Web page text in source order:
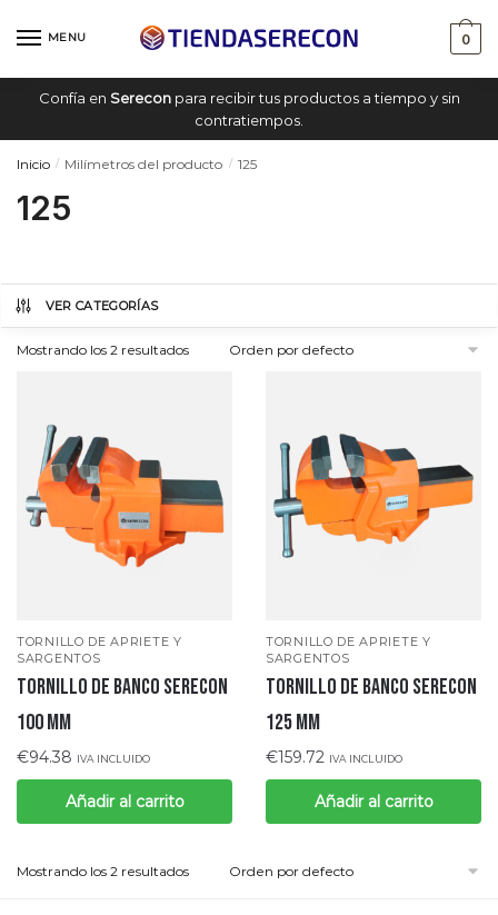
MENU 0
Confía en Sereconpara recibir tus productos a tiempo y sin
contratiempos.
Inicio / Milímetros del producto / 125
125
VER CATEGORÍAS
Mostrando los 2 resultados
TORNILLO DE APRIETE Y
SARGENTOS
TORNILLO DE BANCO SERECON
100 mm
€94.38 IVA INCLUIDO
Añadir al carrito
TORNILLO DE APRIETE Y
SARGENTOS
TORNILLO DE BANCO SERECON
125 mm
€159.72 IVA INCLUIDO
Añadir al carrito
Mostrando los 2 resultados